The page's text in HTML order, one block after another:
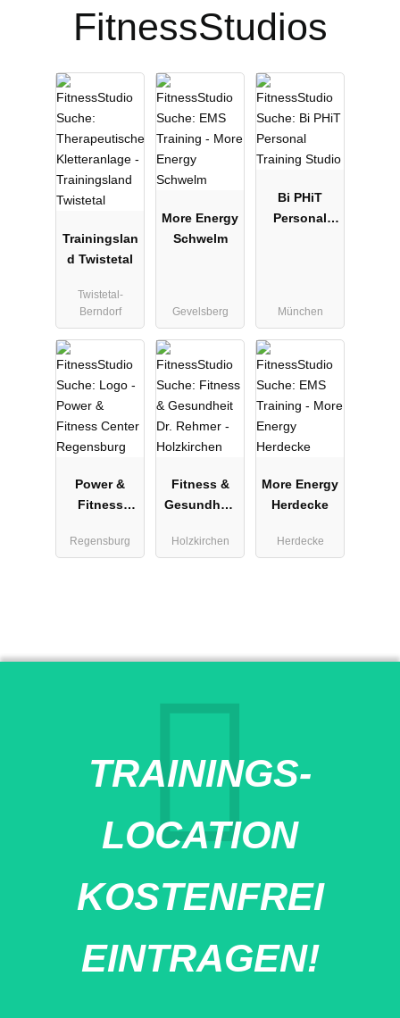
FitnessStudios
Trainingslan
d Twistetal
Twistetal-
Berndorf
More Energy
Schwelm
Gevelsberg
Bi PHiT
Personal
München
Power &
Fitness
Regensburg
Regensburg
Fitness &
Gesundheit
Holzkirchen
Holzkirchen
More Energy
Herdecke
Herdecke
TRAININGS-
LOCATION
KOSTENFREI
EINTRAGEN!